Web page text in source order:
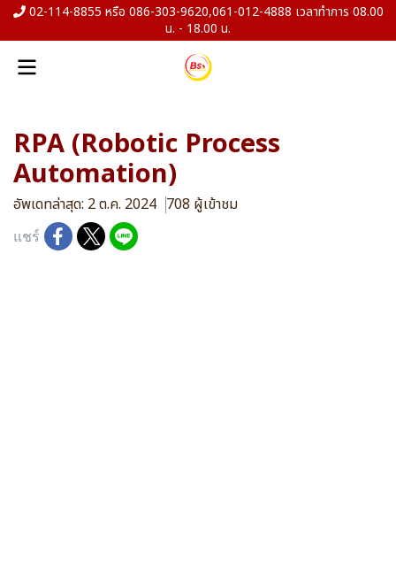
02-114-8855 หรือ 086-303-9620,061-012-4888 เวลาทำการ 08.00
น. - 18.00 น.
RPA (Robotic Process
Automation)
อัพเดทล่าสุด: 2 ต.ค. 2024 708 ผู้เข้าชม
แชร์